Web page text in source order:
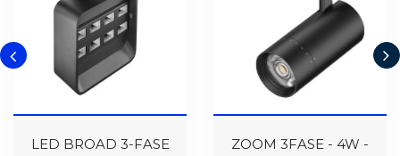
LED BROAD 3-FASE
ZOOM 3FASE - 4W -